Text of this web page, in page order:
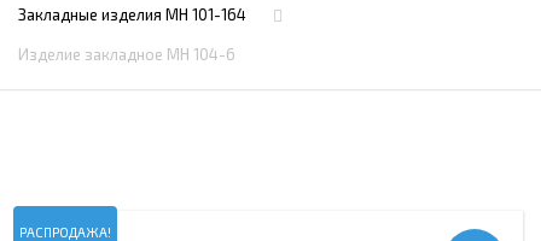
Закладные изделия МН 101-164
Изделие закладное МН 104-6
РАСПРОДАЖА!